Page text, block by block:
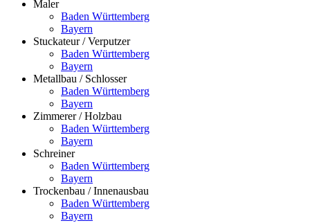
Maler
Baden Württemberg
Bayern
Stuckateur / Verputzer
Baden Württemberg
Bayern
Metallbau / Schlosser
Baden Württemberg
Bayern
Zimmerer / Holzbau
Baden Württemberg
Bayern
Schreiner
Baden Württemberg
Bayern
Trockenbau / Innenausbau
Baden Württemberg
Bayern